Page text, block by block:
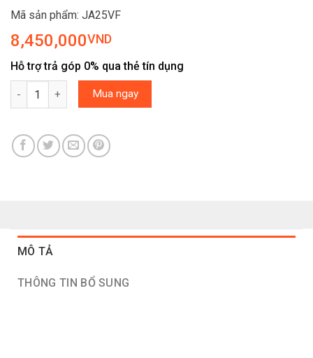
Mã sản phẩm: JA25VF
8,450,000VND
Hỗ trợ trả góp 0% qua thẻ tín dụng
Điều hòa Mitsubishi Electric 9.000 BTU inverter MSY/MUY-
Mua ngay
MÔ TẢ
THÔNG TIN BỔ SUNG